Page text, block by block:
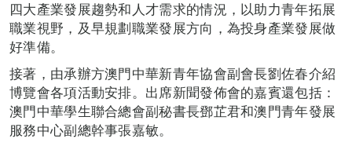
四大產業發展趨勢和人才需求的情況，以助力青年拓展
職業視野，及早規劃職業發展方向，為投身產業發展做
好準備。
接著，由承辦方澳門中華新青年協會副會長劉佐春介紹
博覽會各項活動安排。出席新聞發佈會的嘉賓還包括：
澳門中華學生聯合總會副秘書長鄧芷君和澳門青年發展
服務中心副總幹事張嘉敏。